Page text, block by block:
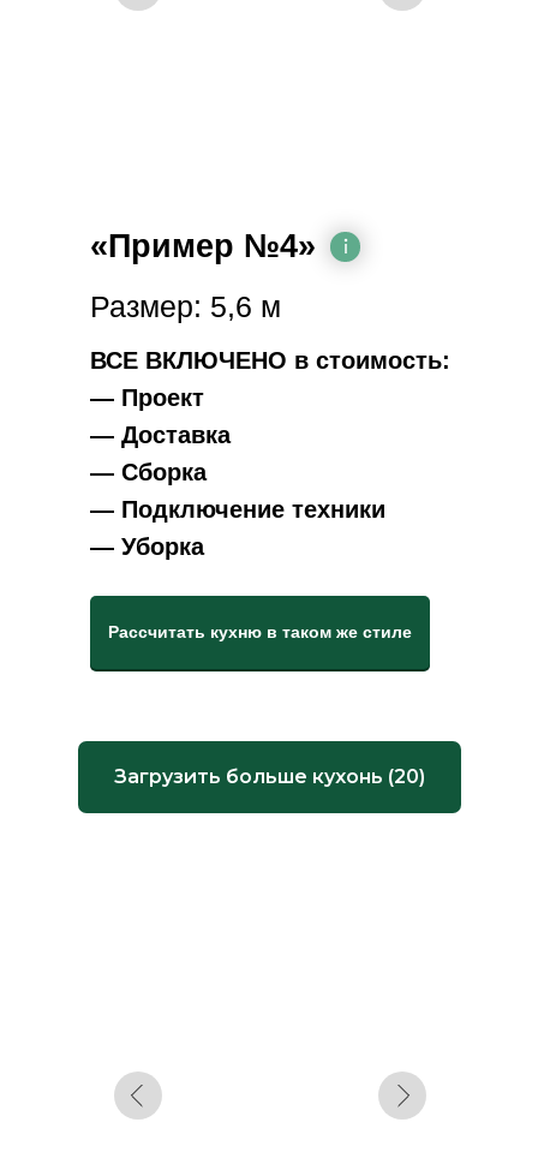
ВСЕ ВКЛЮЧЕНО в стоимость:
— Проект
— Доставка
— Сборка
— Подключение техники
— Уборка
«Пример №4»
Размер: 5,6 м
Рассчитать кухню в таком же стиле
Загрузить больше кухонь (20)